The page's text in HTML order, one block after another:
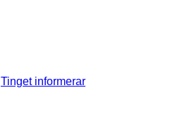
Tinget informerar